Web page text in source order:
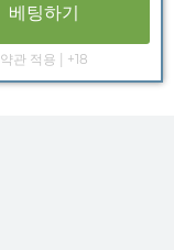
베팅하기
약관 적용 | +18